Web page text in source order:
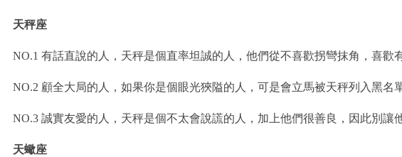
天秤座
NO.1 有話直說的人，天秤是個直率坦誠的人，他們從不喜歡拐彎抹角，喜歡
NO.2 顧全大局的人，如果你是個眼光狹隘的人，可是會立馬被天秤列入黑名
NO.3 誠實友愛的人，天秤是個不太會說謊的人，加上他們很善良，因此別
天蠍座